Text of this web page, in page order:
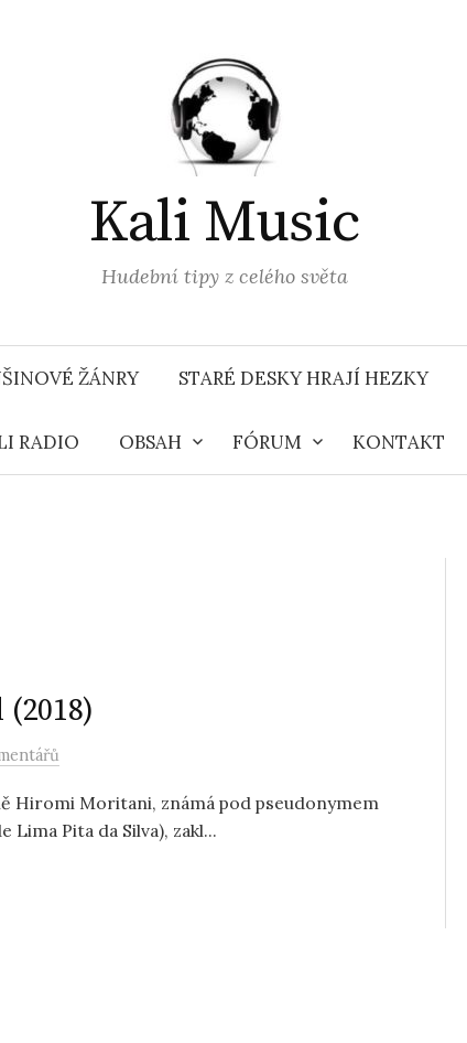
Kali Music
Hudební tipy z celého světa
ŽÁNRY STARÉ DESKY HRAJÍ HEZKY
RADIO OBSAH FÓRUM KONTAKT
Hiromi Moritani, známá pod pseudonymem
Lima Pita da Silva), zakl...